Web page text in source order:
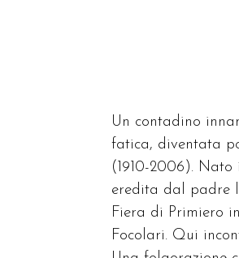
Un contadino
fatica, diventata
(1910-2006).
eredita dal padre
Fiera di Primiero
Focolari. Qui